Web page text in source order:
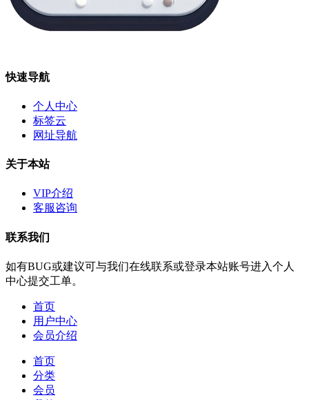
快速导航
个人中心
标签云
网址导航
关于本站
VIP介绍
客服咨询
联系我们
如有BUG或建议可与我们在线联系或登录本站账号进入个人
中心提交工单。
首页
用户中心
会员介绍
首页
分类
会员